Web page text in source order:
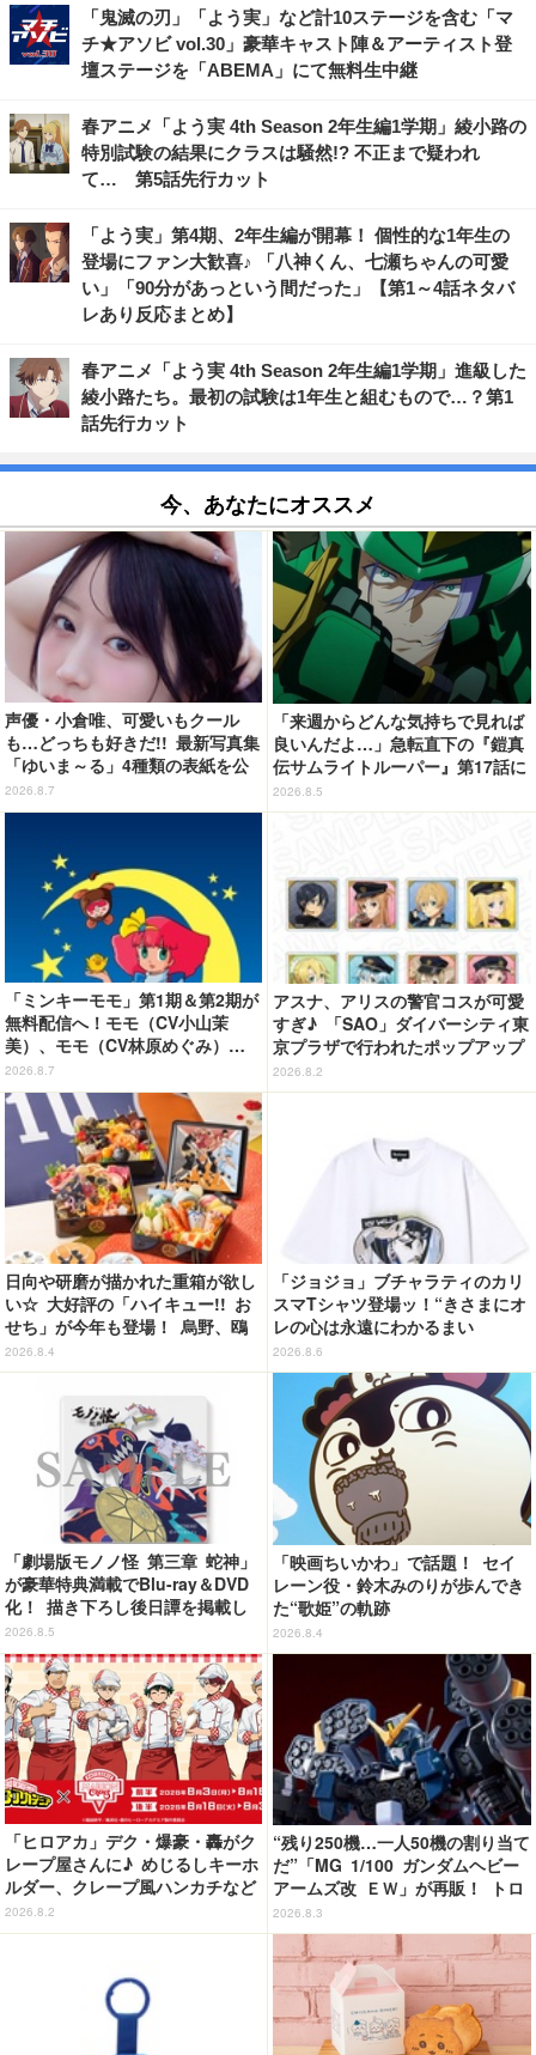
「鬼滅の刃」「よう実」など計10ステージを含む「マ
チ★アソビ vol.30」豪華キャスト陣＆アーティスト登
壇ステージを「ABEMA」にて無料生中継
春アニメ「よう実 4th Season 2年生編1学期」綾小路の
特別試験の結果にクラスは騒然!? 不正まで疑われ
て… 第5話先行カット
「よう実」第4期、2年生編が開幕！ 個性的な1年生の
登場にファン大歓喜♪ 「八神くん、七瀬ちゃんの可愛
い」「90分があっという間だった」【第1～4話ネタバ
レあり反応まとめ】
春アニメ「よう実 4th Season 2年生編1学期」進級した
綾小路たち。最初の試験は1年生と組むもので…？第1
話先行カット
今、あなたにオススメ
声優・小倉唯、可愛いもクール
も…どっちも好きだ!! 最新写真集
「ゆいま～る」4種類の表紙を公
開！「成長した私の姿を楽しんで
いただけたら」
2026.8.7
「来週からどんな気持ちで見れば
良いんだよ…」急転直下の『鎧真
伝サムライトルーパー』第17話に
感情の追いつかない視聴者が続
出…【ネタバレあり反応まとめ】
2026.8.5
「ミンキーモモ」第1期＆第2期が
無料配信へ！モモ（CV小山茉
美）、モモ（CV林原めぐみ）…
どちらも楽しめる☆【8月10日
～】
2026.8.7
アスナ、アリスの警官コスが可愛
すぎ♪ 「SAO」ダイバーシティ東
京プラザで行われたポップアップ
ショップの事後通販がスタート！
2026.8.2
日向や研磨が描かれた重箱が欲し
い☆ 大好評の「ハイキュー!! お
せち」が今年も登場！ 烏野、鴎
台、音駒、稲荷崎をイメージした
メニューで構成
2026.8.4
「ジョジョ」ブチャラティのカリ
スマTシャツ登場ッ！“きさまにオ
レの心は永遠にわかるまい
ッ！”や感動のクライマックスを
デザイン
2026.8.6
「劇場版モノノ怪 第三章 蛇神」
が豪華特典満載でBlu-ray＆DVD
化！ 描き下ろし後日譚を掲載し
たブックレットなど
2026.8.5
「映画ちいかわ」で話題！ セイ
レーン役・鈴木みのりが歩んでき
た“歌姫”の軌跡
2026.8.4
「ヒロアカ」デク・爆豪・轟がク
レープ屋さんに♪ めじるしキーホ
ルダー、クレープ風ハンカチなど
限定グッズ＆コラボクレープが登
場
2026.8.2
“残り250機…一人50機の割り当て
だ”「MG 1/100 ガンダムヘビー
アームズ改 ＥＷ」が再販！ トロ
ワを象徴するピエロマスクも付属
2026.8.3